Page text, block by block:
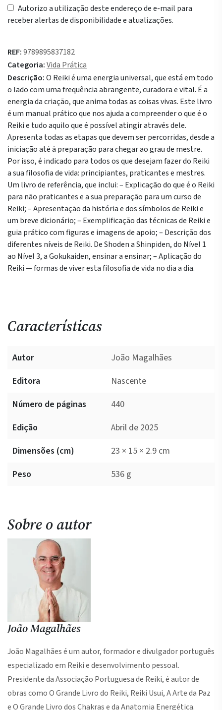
Autorizo a utilização deste endereço de e-mail para
receber alertas de disponibilidade e atualizações.
REF:9789895837182
Categoria:Vida Prática
Descrição:O Reiki é uma energia universal, que está em todo
o lado com uma frequência abrangente, curadora e vital. É a
energia da criação, que anima todas as coisas vivas. Este livro
é um manual prático que nos ajuda a compreender o que é o
Reiki e tudo aquilo que é possível atingir através dele.
Apresenta todas as etapas que devem ser percorridas, desde a
iniciação até à preparação para chegar ao grau de mestre.
Por isso, é indicado para todos os que desejam fazer do Reiki
a sua filosofia de vida: principiantes, praticantes e mestres.
Um livro de referência, que inclui: – Explicação do que é o Reiki
para não praticantes e a sua preparação para um curso de
Reiki; – Apresentação da história e dos símbolos de Reiki e
um breve dicionário; – Exemplificação das técnicas de Reiki e
guia prático com figuras e imagens de apoio; – Descrição dos
diferentes níveis de Reiki. De Shoden a Shinpiden, do Nível 1
ao Nível 3, a Gokukaiden, ensinar a ensinar; – Aplicação do
Reiki — formas de viver esta filosofia de vida no dia a dia.
Características
Autor
João Magalhães
Editora
Nascente
Número de páginas
440
Edição
Abril de 2025
Dimensões (cm)
23 × 15 × 2.9 cm
Peso
536 g
Sobre o autor
João Magalhães
João Magalhães é um autor, formador e divulgador português
especializado em Reiki e desenvolvimento pessoal.
Presidente da Associação Portuguesa de Reiki, é autor de
obras como O Grande Livro do Reiki, Reiki Usui, A Arte da Paz
e O Grande Livro dos Chakras e da Anatomia Energética.